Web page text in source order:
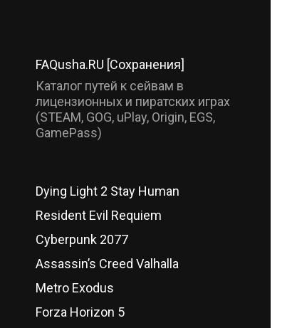
FAQusha.RU [Сохранения]
Каталог путей к сейвам в
лицензионных и пиратских играх
(STEAM, GOG, uPlay, Origin, EGS,
GamePass)
Dying Light 2 Stay Human
Resident Evil Requiem
Cyberpunk 2077
Assassin’s Creed Valhalla
Metro Exodus
Forza Horizon 5